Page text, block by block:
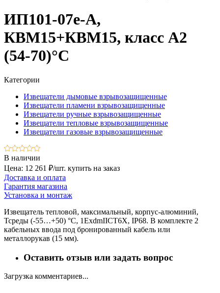
ИП101-07е-А,
КВМ15+КВМ15, класс A2
(54-70)°C
Категории
Извещатели дымовые взрывозащищенные
Извещатели пламени взрывозащищенные
Извещатели ручные взрывозащищенные
Извещатели тепловые взрывозащищенные
Извещатели газовые взрывозащищенные
В наличии
Цена: 12 261 ₽/шт. купить на заказ
Доставка и оплата
Гарантия магазина
Установка и монтаж
Извещатель тепловой, максимальный, корпус-алюминий,
Тсреды (-55…+50) °C, 1ExdmIICT6X, IP68. В комплекте 2
кабельных ввода под бронированный кабель или
металлорукав (15 мм).
Оставить отзыв или задать вопрос
Загрузка комментариев...